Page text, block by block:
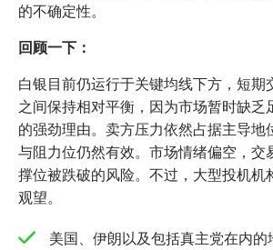
的不确定性。
回顾一下：
白银目前仍运行于关键均线下方，短期
之间保持相对平衡，因为市场暂时缺乏
的强劲理由。卖方压力依然占据主导地
与阻力位仍然有效。市场情绪偏空，交
撑位被跌破的风险。不过，大型投机机
观望。
美国、伊朗以及包括真主党在内